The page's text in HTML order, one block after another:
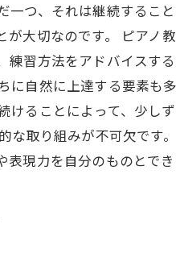
つ、それは継続するこ
大切なのです。 ピア
習方法をアドバイスす
自然に上達する要素も
ることによって、少し
な取り組みが不可欠で
現力を自分のものとでき